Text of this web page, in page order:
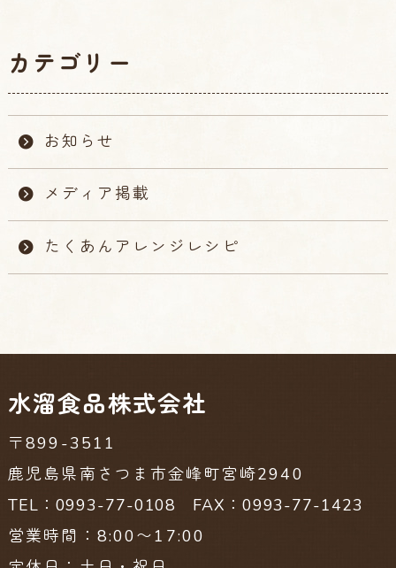
カテゴリー
お知らせ
メディア掲載
たくあんアレンジレシピ
水溜食品株式会社
〒899-3511
鹿児島県南さつま市金峰町宮崎2940
TEL：0993-77-0108 FAX：0993-77-1423
営業時間：8:00〜17:00